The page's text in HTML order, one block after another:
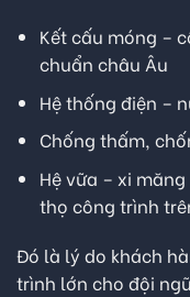
Kết cấu móng –
chuẩn châu Âu
Hệ thống điện –
Chống thấm,
Hệ vữa – xi
thọ công trình
Đó là lý do khách
trình lớn cho đội